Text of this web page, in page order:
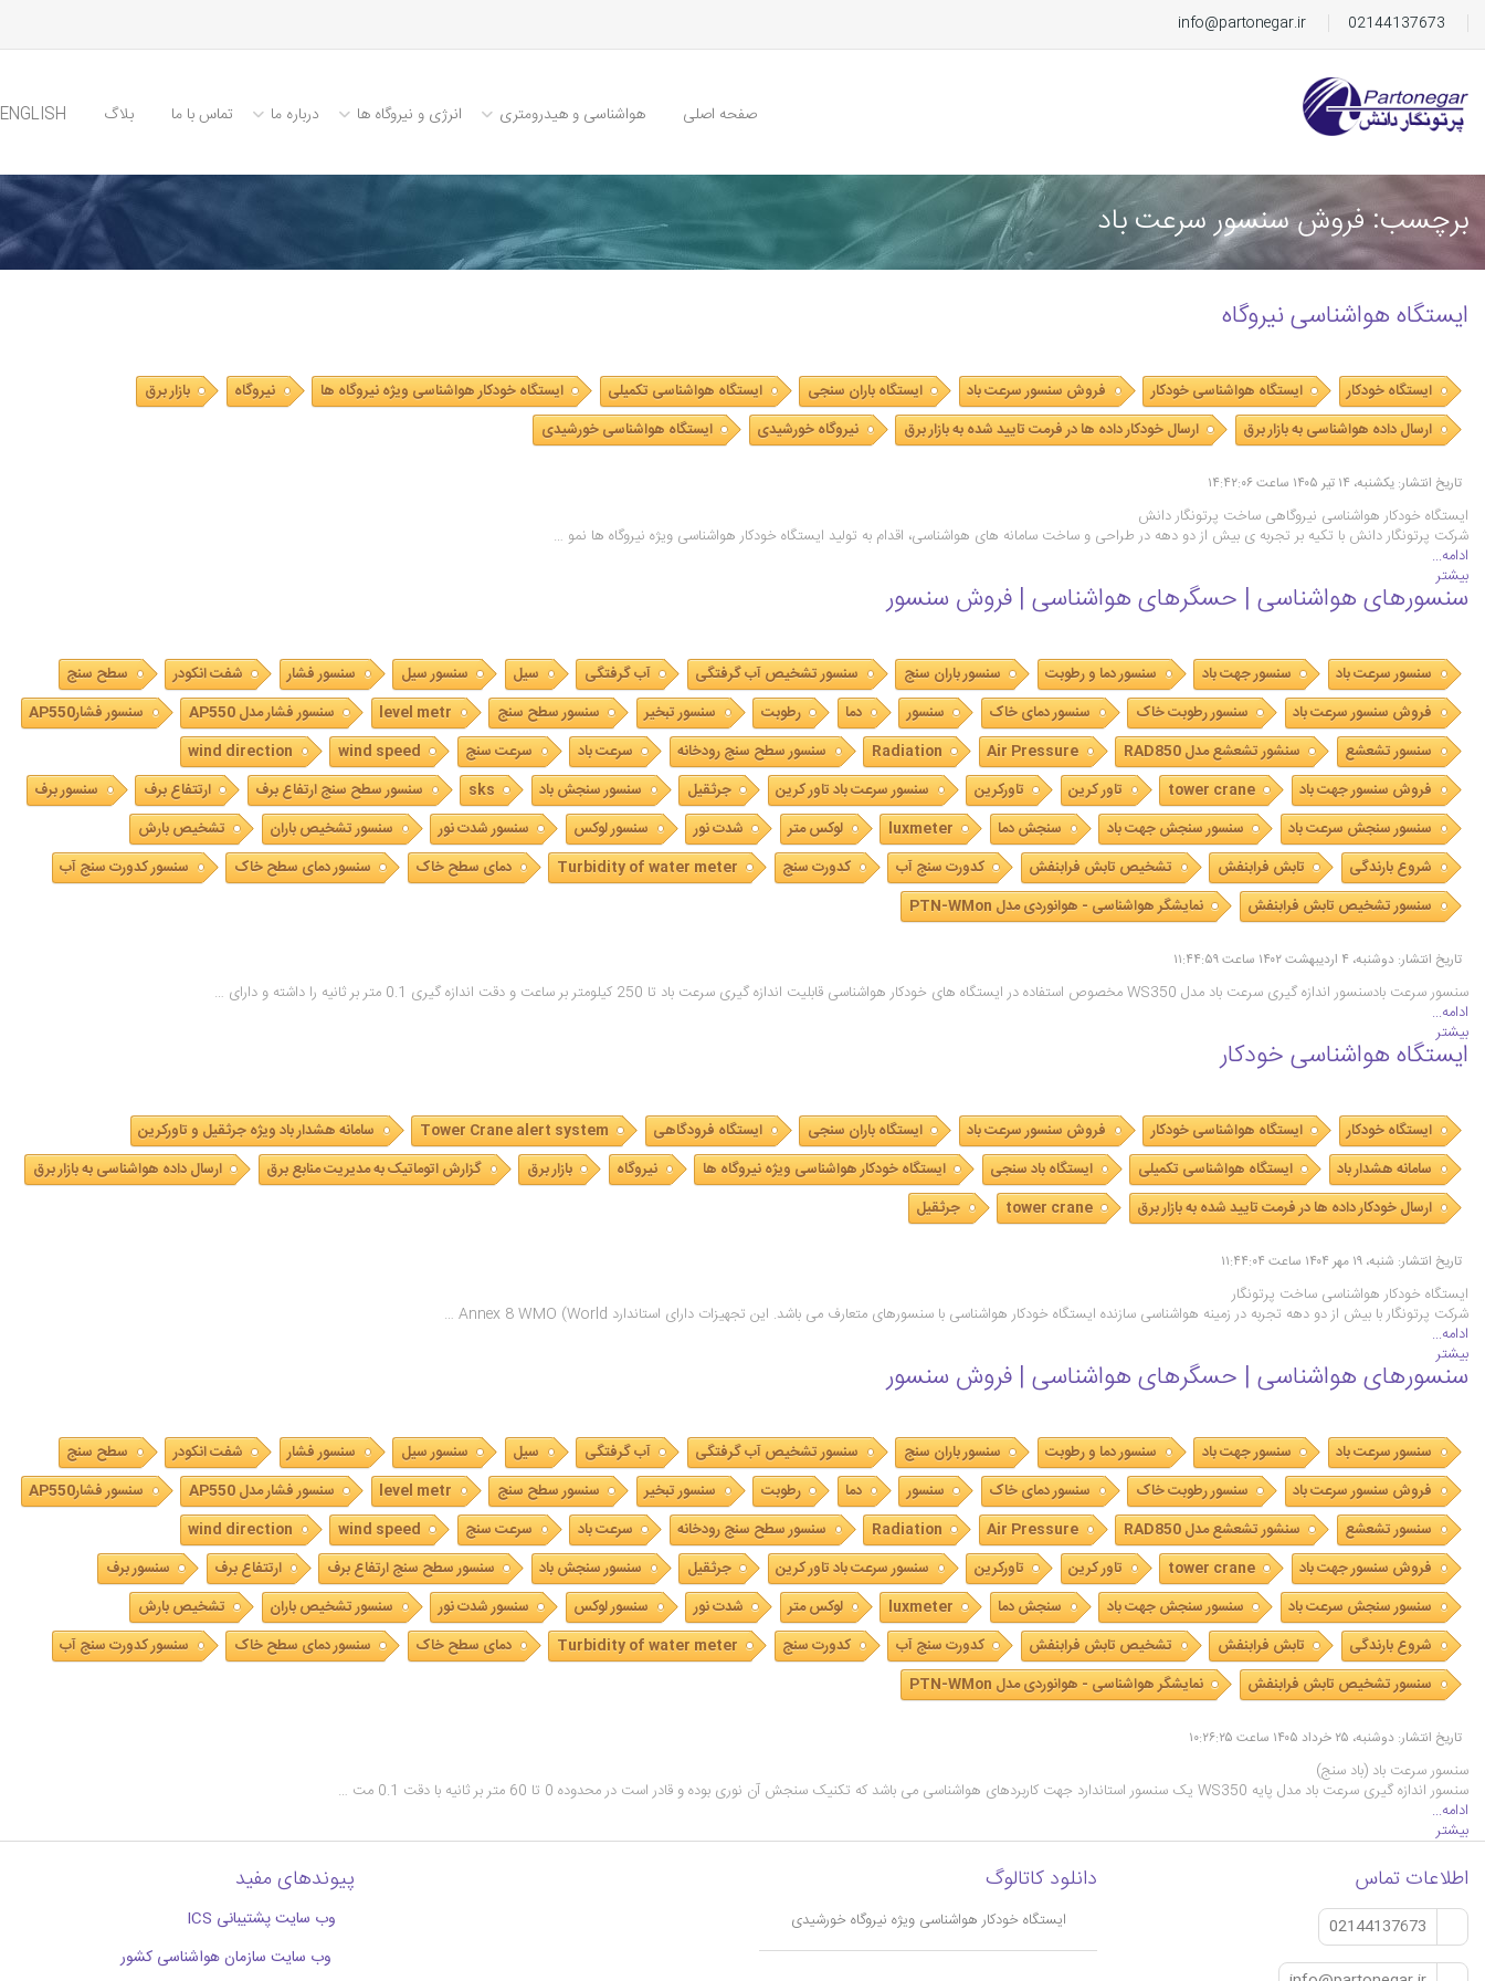
02144137673
info@partonegar.ir
صفحه اصلی هواشناسی و هیدرومتری انرژی و نیروگاه ها درباره ما تماس با ما بلاگ ENGLISH
برچسب: فروش سنسور سرعت باد
ایستگاه هواشناسی نیروگاه
ایستگاه خودکار ایستگاه هواشناسی خودکار فروش سنسور سرعت باد ایستگاه باران سنجی ایستگاه هواشناسی تکمیلی ایستگاه خودکار هواشناسی ویژه نیروگاه ها نیروگاه
بازار برق
ارسال داده هواشناسی به بازار برق
ارسال خودکار داده ها در فرمت تایید شده به بازار برق نیروگاه خورشیدی ایستگاه هواشناسی خورشیدی
تاریخ انتشار: یکشنبه، ۱۴ تیر ۱۴۰۵ ساعت ۱۴:۴۲:۰۶
ایستگاه خودکار هواشناسی نیروگاهی ساخت پرتونگار دانش
شرکت پرتونگار دانش با تکیه بر تجربه ی بیش از دو دهه در طراحی و ساخت سامانه های هواشناسی، اقدام به تولید ایستگاه خودکار هواشناسی ویژه نیروگاه ها نمو …
ادامه...
بیشتر
سنسورهای هواشناسی | حسگرهای هواشناسی | فروش سنسور
سنسور سرعت باد سنسور جهت باد سنسور دما و رطوبت سنسور باران سنج سنسور تشخیص آب گرفتگی آب گرفتگی سیل سنسور سیل سنسور فشار شفت انکودر
سطح سنج
فروش سنسور سرعت باد
سنسور رطوبت خاک سنسور دمای خاک سنسور دما رطوبت سنسور تبخیر سنسور سطح سنج level metr سنسور فشار مدل AP550
سنسور فشارAP550
سنسور تشعشع
سنشور تشعشع مدل RAD850 Air Pressure
Radiation سنسور سطح سنج رودخانه سرعت باد سرعت سنج wind speed
wind direction
فروش سنسور جهت باد
tower crane تاور کرین تاورکرین سنسور سرعت باد تاور کرین جرثقیل سنسور سنجش باد sks سنسور سطح سنج ارتفاع برف ارتتفاع برف
سنسور برف
سنسور سنجش سرعت باد
سنسور سنجش جهت باد سنجش دما luxmeter لوکس متر شدت نور سنسور لوکس سنسور شدت نور سنسور تشخیص باران
تشخیص بارش
شروع بارندگی
تابش فرابنفش تشخیص تابش فرابنفش کدورت سنج آب کدورت سنج Turbidity of water meter دمای سطح خاک سنسور دمای سطح خاک
سنسور کدورت سنج آب
سنسور تشخیص تابش فرابنفش
نمایشگر هواشناسی - هوانوردی مدل PTN-WMon
تاریخ انتشار: دوشنبه، ۴ اردیبهشت ۱۴۰۲ ساعت ۱۱:۴۴:۵۹
سنسور سرعت بادسنسور اندازه گیری سرعت باد مدل WS350 مخصوص استفاده در ایستگاه های خودکار هواشناسی قابلیت اندازه گیری سرعت باد تا 250 کیلومتر بر ساعت و دقت اندازه گیری 0.1 متر بر ثانیه را داشته و دارای …
ادامه...
بیشتر
ایستگاه هواشناسی خودکار
ایستگاه خودکار ایستگاه هواشناسی خودکار فروش سنسور سرعت باد ایستگاه باران سنجی ایستگاه فرودگاهی Tower Crane alert system
سامانه هشدار باد ویژه جرثقیل و تاورکرین
سامانه هشدار باد
ایستگاه هواشناسی تکمیلی ایستگاه باد سنجی ایستگاه خودکار هواشناسی ویژه نیروگاه ها نیروگاه بازار برق گزارش اتوماتیک به مدیریت منابع برق
ارسال داده هواشناسی به بازار برق
ارسال خودکار داده ها در فرمت تایید شده به بازار برق
tower crane جرثقیل
تاریخ انتشار: شنبه، ۱۹ مهر ۱۴۰۴ ساعت ۱۱:۴۴:۰۴
ایستگاه خودکار هواشناسی ساخت پرتونگار
شرکت پرتونگار با بیش از دو دهه تجربه در زمینه هواشناسی سازنده ایستگاه خودکار هواشناسی با سنسورهای متعارف می باشد. این تجهیزات دارای استاندارد Annex 8 WMO (World …
ادامه...
بیشتر
سنسورهای هواشناسی | حسگرهای هواشناسی | فروش سنسور
سنسور سرعت باد سنسور جهت باد سنسور دما و رطوبت سنسور باران سنج سنسور تشخیص آب گرفتگی آب گرفتگی سیل سنسور سیل سنسور فشار شفت انکودر
سطح سنج
فروش سنسور سرعت باد
سنسور رطوبت خاک سنسور دمای خاک سنسور دما رطوبت سنسور تبخیر سنسور سطح سنج level metr سنسور فشار مدل AP550
سنسور فشارAP550
سنسور تشعشع
سنشور تشعشع مدل RAD850 Air Pressure
Radiation سنسور سطح سنج رودخانه سرعت باد سرعت سنج wind speed
wind direction
فروش سنسور جهت باد
tower crane تاور کرین تاورکرین سنسور سرعت باد تاور کرین جرثقیل سنسور سنجش باد سنسور سطح سنج ارتفاع برف ارتتفاع برف
سنسور برف
سنسور سنجش سرعت باد
سنسور سنجش جهت باد سنجش دما luxmeter لوکس متر شدت نور سنسور لوکس سنسور شدت نور سنسور تشخیص باران
تشخیص بارش
شروع بارندگی
تابش فرابنفش تشخیص تابش فرابنفش کدورت سنج آب کدورت سنج Turbidity of water meter دمای سطح خاک سنسور دمای سطح خاک
سنسور کدورت سنج آب
سنسور تشخیص تابش فرابنفش
نمایشگر هواشناسی - هوانوردی مدل PTN-WMon
تاریخ انتشار: دوشنبه، ۲۵ خرداد ۱۴۰۵ ساعت ۱۰:۲۶:۲۵
سنسور سرعت باد (باد سنج)
سنسور اندازه گیری سرعت باد مدل پایه WS350 یک سنسور استاندارد جهت کاربردهای هواشناسی می باشد که تکنیک سنجش آن نوری بوده و قادر است در محدوده 0 تا 60 متر بر ثانیه با دقت 0.1 مت …
ادامه...
بیشتر
اطلاعات تماس
02144137673
دانلود کاتالوگ
ایستگاه خودکار هواشناسی ویژه نیروگاه خورشیدی
پیوندهای مفید
وب سایت پشتیبانی ICS
وب سایت سازمان هواشناسی کشور